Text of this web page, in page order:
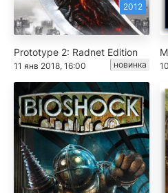
2012
Prototype 2: Radnet Edition
11 янв 2018, 16:00 новинка